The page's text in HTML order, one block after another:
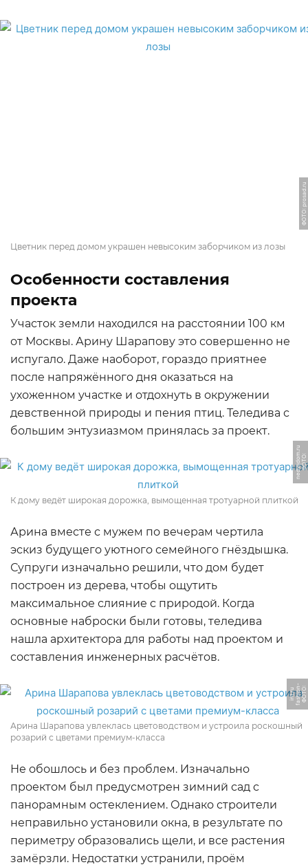
ФОТО: prosad.ru
Цветник перед домом украшен невысоким заборчиком из лозы
Особенности составления
проекта
Участок земли находился на расстоянии 100 км
от Москвы. Арину Шарапову это совершенно не
испугало. Даже наоборот, гораздо приятнее
после напряжённого дня оказаться на
ухоженном участке и отдохнуть в окружении
девственной природы и пения птиц. Теледива с
большим энтузиазмом принялась за проект.
Ф
О
Т
О:
n
e
d
vij
d
o
m.
r
u
К дому ведёт широкая дорожка, вымощенная тротуарной плиткой
Арина вместе с мужем по вечерам чертила
эскиз будущего уютного семейного гнёздышка.
Супруги изначально решили, что дом будет
построен из дерева, чтобы ощутить
максимальное слияние с природой. Когда
основные наброски были готовы, теледива
нашла архитектора для работы над проектом и
составления инженерных расчётов.
Ф
О
Т
О:
f
a
s
hi
o
n
-i
n
t.
r
u
Арина Шарапова увлеклась цветоводством и устроила роскошный
розарий с цветами премиум-класса
Не обошлось и без проблем. Изначально
проектом был предусмотрен зимний сад с
панорамным остеклением. Однако строители
неправильно установили окна, в результате по
периметру образовались щели, и все растения
замёрзли. Недостатки устранили, проём